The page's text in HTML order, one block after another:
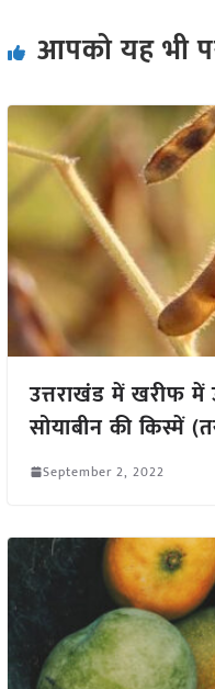
आपको यह भी
उत्तराखंड में खरीफ
सोयाबीन की किस्में
September 2, 2022